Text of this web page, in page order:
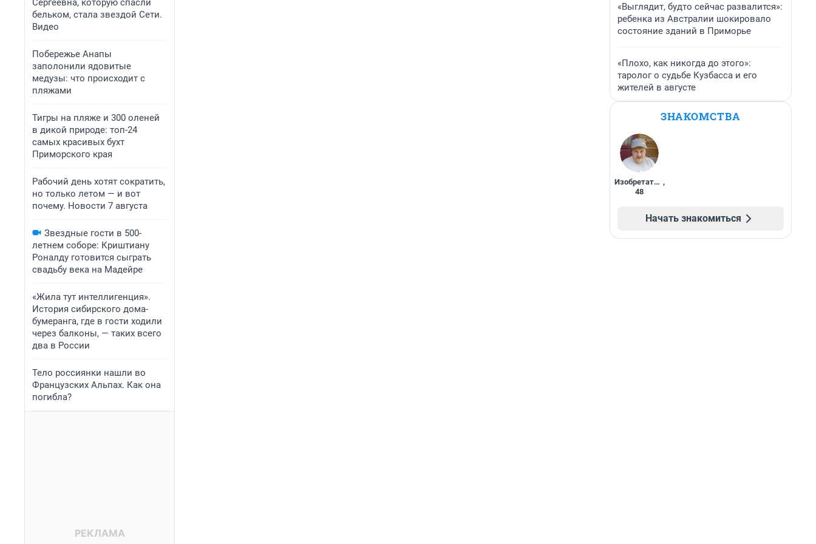
Сергеевна, которую спасли
бельком, стала звездой Сети.
Видео
Побережье Анапы
заполонили ядовитые
медузы: что происходит с
пляжами
Тигры на пляже и 300 оленей
в дикой природе: топ-24
самых красивых бухт
Приморского края
Рабочий день хотят сократить,
но только летом — и вот
почему. Новости 7 августа
Звездные гости в 500-
летнем соборе: Криштиану
Роналду готовится сыграть
свадьбу века на Мадейре
«Жила тут интеллигенция».
История сибирского дома-
бумеранга, где в гости ходили
через балконы, — таких всего
два в России
Тело россиянки нашли во
Французских Альпах. Как она
погибла?
«Выглядит, будто сейчас развалится»:
ребенка из Австралии шокировало
состояние зданий в Приморье
«Плохо, как никогда до этого»:
таролог о судьбе Кузбасса и его
жителей в августе
ЗНАКОМСТВА
Изобретатель ,
48
Начать знакомиться